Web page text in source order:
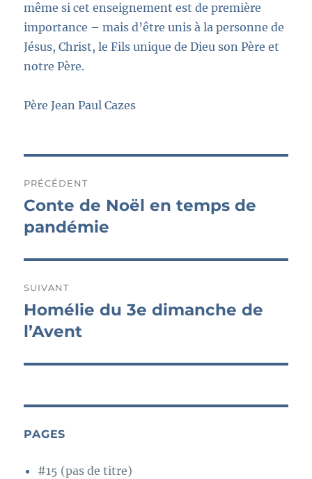
même si cet enseignement est de première
importance – mais d’être unis à la personne de
Jésus, Christ, le Fils unique de Dieu son Père et
notre Père.
Père Jean Paul Cazes
de
l’article
PRÉCÉDENT
Publication
précédente :
Conte de Noël en temps de
pandémie
SUIVANT
Publication
suivante :
Homélie du 3e dimanche de
l’Avent
PAGES
#15 (pas de titre)